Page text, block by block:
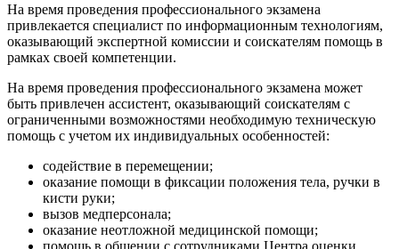
На время проведения профессионального экзамена
привлекается специалист по информационным технологиям,
оказывающий экспертной комиссии и соискателям помощь в
рамках своей компетенции.
На время проведения профессионального экзамена может
быть привлечен ассистент, оказывающий соискателям с
ограниченными возможностями необходимую техническую
помощь с учетом их индивидуальных особенностей:
содействие в перемещении;
оказание помощи в фиксации положения тела, ручки в
кисти руки;
вызов медперсонала;
оказание неотложной медицинской помощи;
помощь в общении с сотрудниками Центра оценки